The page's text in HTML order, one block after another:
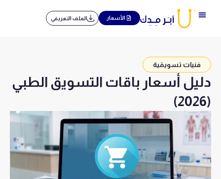
الأسعار الملف التعريفي
فنيات تسويقية
دليل أسعار باقات التسويق الطبي
(2026)